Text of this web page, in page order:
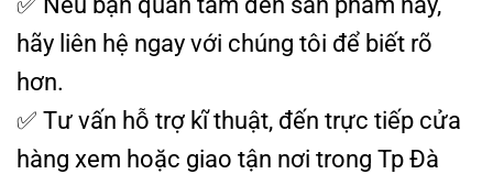
hãy liên hệ ngay với chúng tôi để biết rõ
hơn.
✅ Tư vấn hỗ trợ kĩ thuật, đến trực tiếp cửa
hàng xem hoặc giao tận nơi trong Tp Đà